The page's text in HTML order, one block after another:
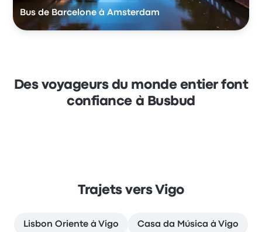
Bus de Barcelone à Amsterdam
Des voyageurs du monde entier font
confiance à Busbud
Trajets vers Vigo
Lisbon Oriente à Vigo Casa da Música à Vigo